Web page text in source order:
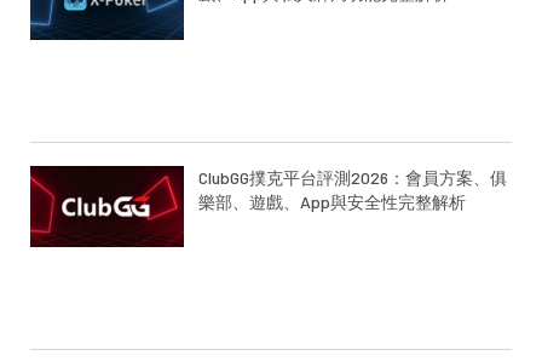
ClubGG撲克平台評測2026：會員方案、俱
樂部、遊戲、App與安全性完整解析